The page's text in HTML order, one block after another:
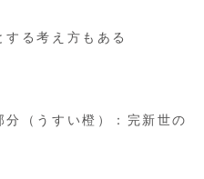
る考え方もある
（うすい橙）：完新世の